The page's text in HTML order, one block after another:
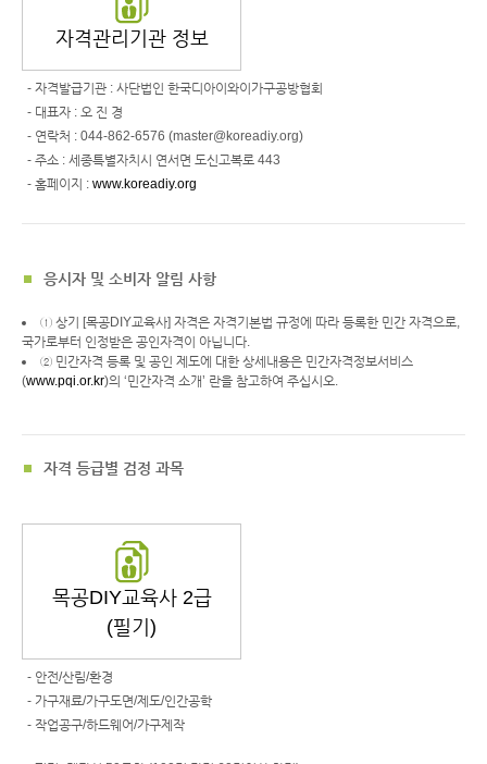
© 한국DIY가구공방협회. All Rights Reserved.
자격관리기관 정보
- 자격발급기관 : 사단법인 한국디아이와이가구공방협회
- 대표자 : 오 진 경
- 연락처 : 044-862-6576 (master@koreadiy.org)
- 주소 : 세종특별자치시 연서면 도신고복로 443
- 홈페이지 : www.koreadiy.org
응시자 및 소비자 알림 사항
① 상기 [목공DIY교육사] 자격은 자격기본법 규정에 따라 등록한 민간 자격으로,
국가로부터 인정받은 공인자격이 아닙니다.
② 민간자격 등록 및 공인 제도에 대한 상세내용은 민간자격정보서비스
(www.pqi.or.kr)의 ‘민간자격 소개’ 란을 참고하여 주십시오.
자격 등급별 검정 과목
목공DIY교육사 2급
(필기)
- 안전/산림/환경
- 가구재료/가구도면/제도/인간공학
- 작업공구/하드웨어/가구제작